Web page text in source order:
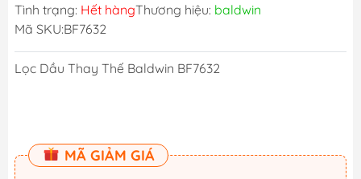
Tình trạng: Hết hàngThương hiệu: baldwin
Mã SKU:BF7632
Lọc Dầu Thay Thế Baldwin BF7632
MÃ GIẢM GIÁ